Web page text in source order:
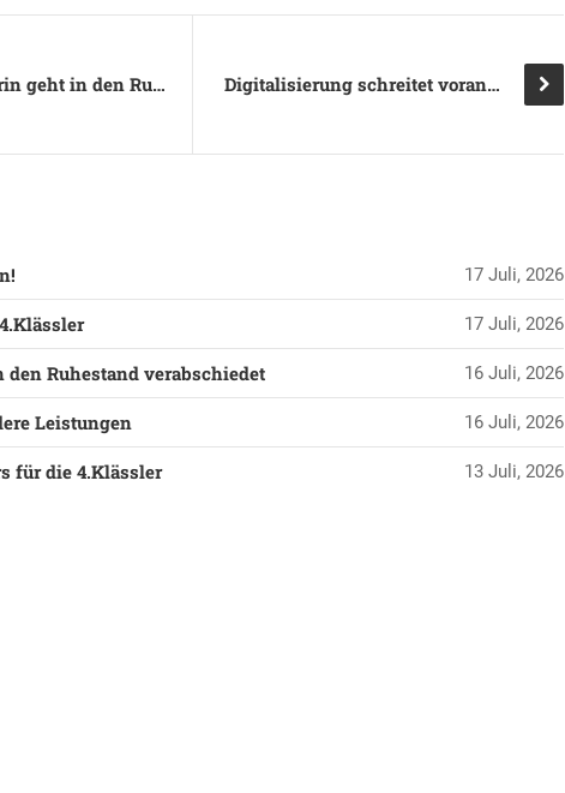
Schulsekretärin geht in den Ruhestand Digitalisierung schreitet voran…
17 Juli, 2026
17 Juli, 2026
Ruhestand verabschiedet 16 Juli, 2026
Leistungen 16 Juli, 2026
für die 4.Klässler 13 Juli, 2026